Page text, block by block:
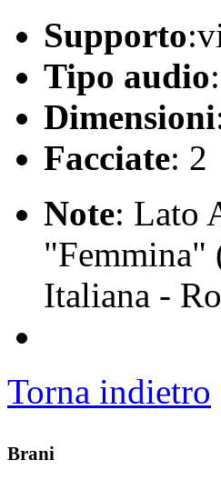
Supporto
Tipo audio
Dimensioni
Facciate: 2
Note: Lato
"Femmina"
Italiana -
Torna indietro
Brani